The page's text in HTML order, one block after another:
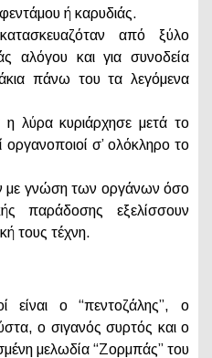
ή καρυδιάς.
από ξύλο
αλόγου και για συνοδεία
πάνω του τα λεγόμενα
λύρα κυριάρχησε μετά το
σ’ ολόκληρο το
με γνώση των οργάνων όσο
παράδοσης εξελίσσουν
τους τέχνη.
είναι ο “πεντοζάλης”, ο
ο σιγανός συρτός και ο
μελωδία “Ζορμπάς” του